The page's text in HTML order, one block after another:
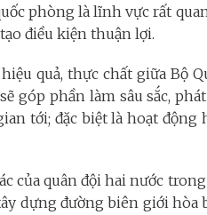
phòng là lĩnh vực rất
điều kiện thuận lợi.
quả, thực chất giữa Bộ
góp phần làm sâu sắc,
tới; đặc biệt là hoạt động
của quân đội hai nước
dựng đường biên giới